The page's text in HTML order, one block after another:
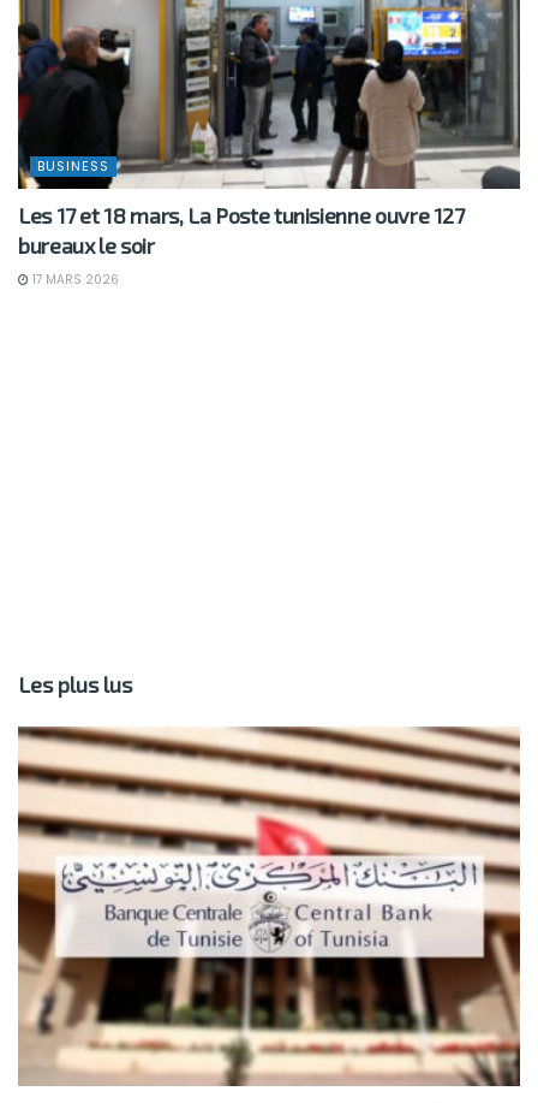
BUSINESS
Les 17 et 18 mars, La Poste tunisienne ouvre 127
bureaux le soir
17 MARS 2026
Les plus lus